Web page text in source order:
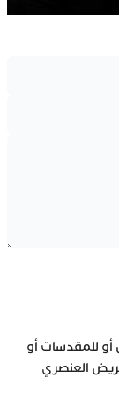
أو للمقدسات أو
العنصري